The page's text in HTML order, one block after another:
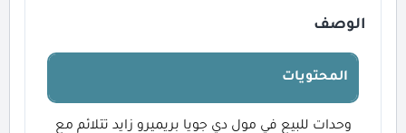
الوصف
المحتويات
وحدات للبيع في مول دي جويا بريميرو زايد تتلائم مع